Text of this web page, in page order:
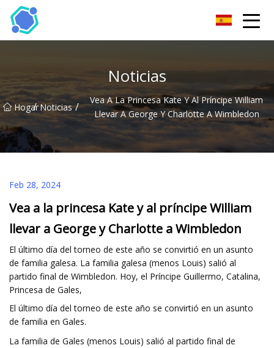
Noticias
Hogar
/ Noticias /
Vea A La Princesa Kate Y Al Príncipe William
Llevar A George Y Charlotte A Wimbledon
Feb 28, 2024
Vea a la princesa Kate y al príncipe William
llevar a George y Charlotte a Wimbledon
El último día del torneo de este año se convirtió en un asunto
de familia galesa. La familia galesa (menos Louis) salió al
partido final de Wimbledon. Hoy, el Príncipe Guillermo, Catalina,
Princesa de Gales,
El último día del torneo de este año se convirtió en un asunto
de familia en Gales.
La familia de Gales (menos Louis) salió al partido final de